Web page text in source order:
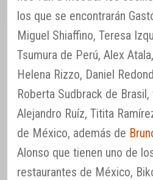
los que se encontrarán
Miguel Shiaffino, Teresa
Tsumura de Perú, Alex
Helena Rizzo, Daniel
Roberta Sudbrack de Brasil,
Alejandro Ruíz, Titita
de México, además de
Alonso que tienen uno de
restaurantes de México,